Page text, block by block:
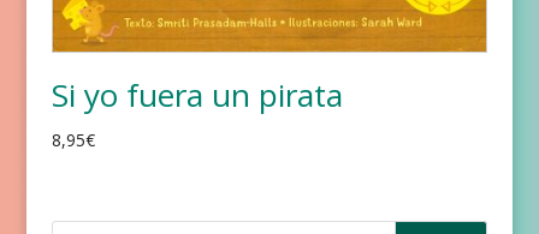
Si yo fuera un pirata
8,95€